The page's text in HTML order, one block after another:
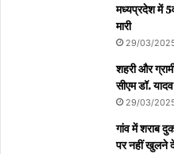
मध्यप्रदेश में
मारी
29/03/
शहरी और
सीएम डॉ. यादव
29/03/
गांव में शराब
पर नहीं खुलने